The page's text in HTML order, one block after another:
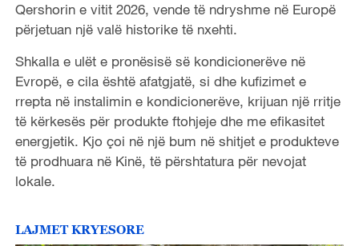
l
a
y
V
i
e
Qershorin e vitit 2026, vende të ndryshme në Europë
përjetuan një valë historike të nxehti.
Shkalla e ulët e pronësisë së kondicionerëve në
Evropë, e cila është afatgjatë, si dhe kufizimet e
rrepta në instalimin e kondicionerëve, krijuan një rritje
të kërkesës për produkte ftohjeje dhe me efikasitet
energjetik. Kjo çoi në një bum në shitjet e produkteve
të prodhuara në Kinë, të përshtatura për nevojat
lokale.
LAJMET KRYESORE